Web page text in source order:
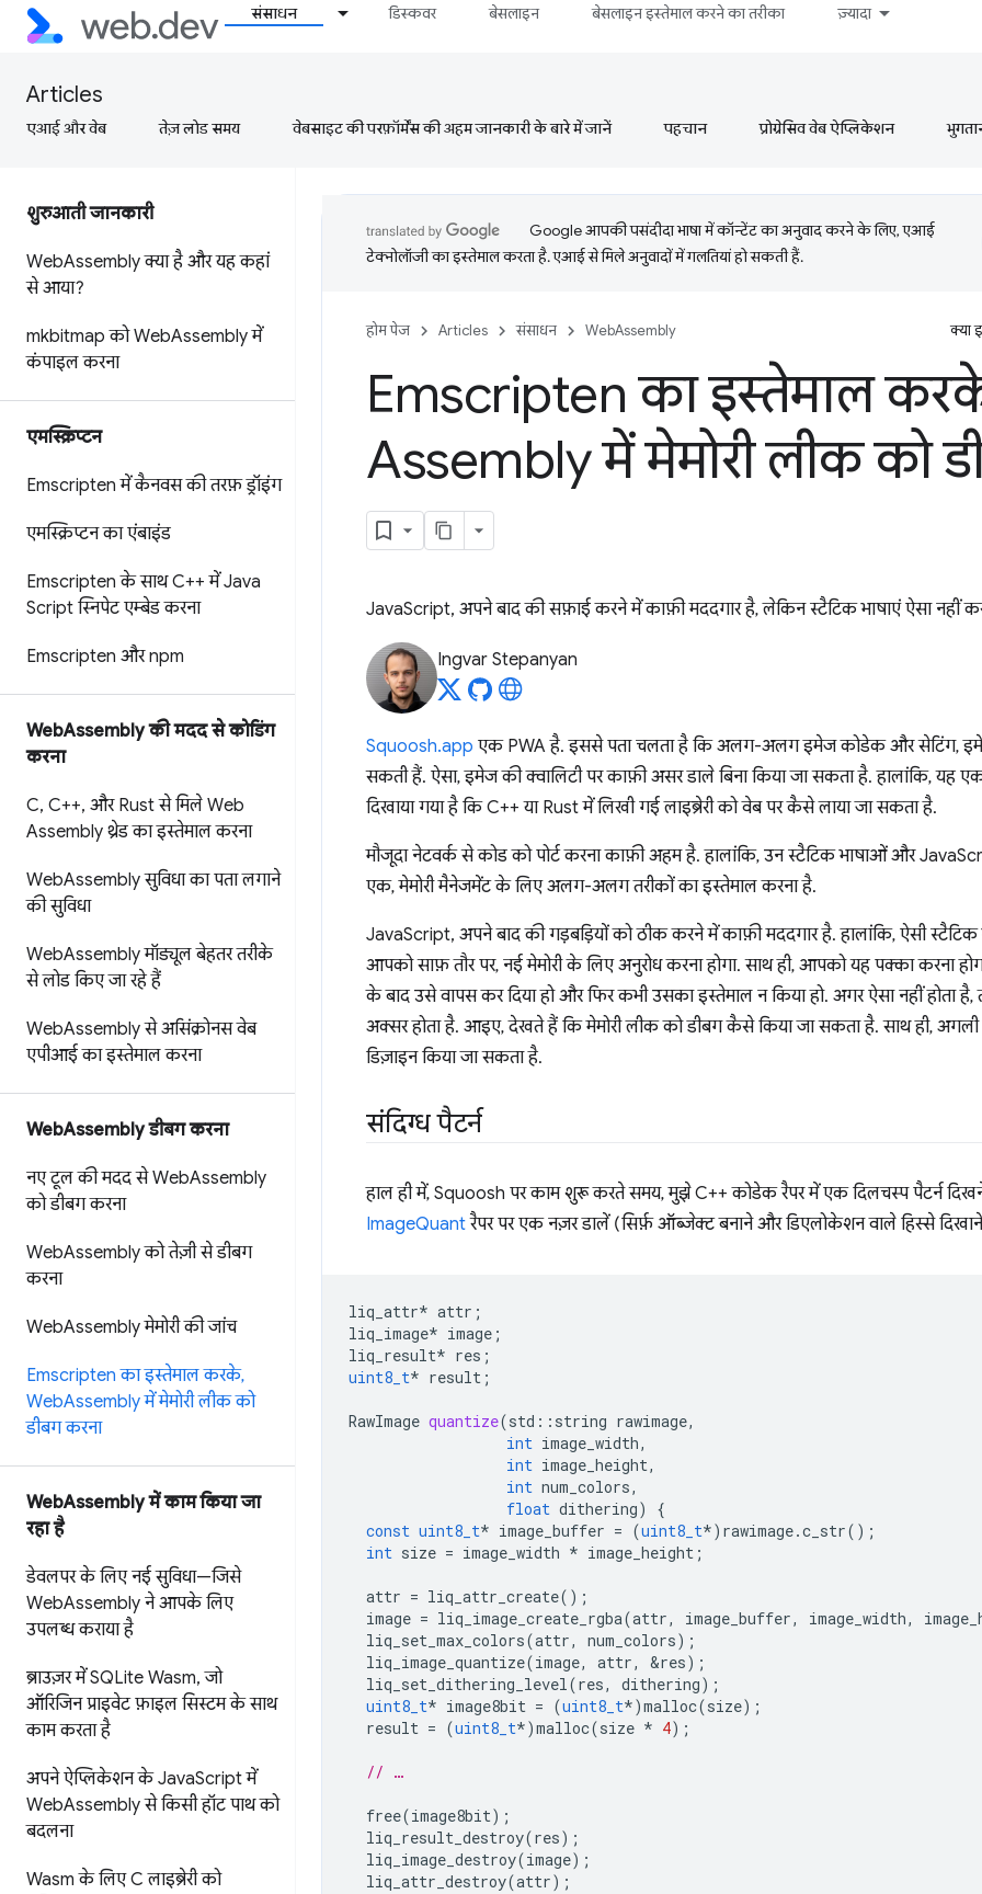
संसाधन डिस्कवर बेसलाइन बेसलाइन इस्तेमाल करने का तरीका ज़्यादा
Articles
एआई और वेब तेज़ लोड समय वेबसाइट की परफ़ॉर्मेंस की अहम जानकारी के बारे में जानें पहचान प्रोग्रेसिव वेब ऐप्लिकेशन
शुरुआती जानकारी
WebAssembly क्या है और यह कहां
से आया?
mkbitmap को WebAssembly में
कंपाइल करना
एमस्क्रिप्टन
Emscripten में कैनवस की तरफ़ ड्रॉइंग
एमस्क्रिप्टन का एंबाइंड
Emscripten के साथ C++ में Java
Script स्निपेट एम्बेड करना
Emscripten और npm
WebAssembly की मदद से कोडिंग
करना
C, C++, और Rust से मिले Web
Assembly थ्रेड का इस्तेमाल करना
WebAssembly सुविधा का पता लगाने
की सुविधा
WebAssembly मॉड्यूल बेहतर तरीके
से लोड किए जा रहे हैं
WebAssembly से असिंक्रोनस वेब
एपीआई का इस्तेमाल करना
WebAssembly डीबग करना
नए टूल की मदद से WebAssembly
को डीबग करना
WebAssembly को तेज़ी से डीबग
करना
WebAssembly मेमोरी की जांच
Emscripten का इस्तेमाल करके,
WebAssembly में मेमोरी लीक को
डीबग करना
WebAssembly में काम किया जा
रहा है
डेवलपर के लिए नई सुविधा—जिसे
WebAssembly ने आपके लिए
उपलब्ध कराया है
ब्राउज़र में SQLite Wasm, जो
ऑरिजिन प्राइवेट फ़ाइल सिस्टम के साथ
काम करता है
अपने ऐप्लिकेशन के JavaScript में
WebAssembly से किसी हॉट पाथ को
बदलना
Wasm के लिए C लाइब्रेरी को
Google आपकी पसंदीदा भाषा में कॉन्टेंट का अनुवाद करने के लिए, एआई
टेक्नोलॉजी का इस्तेमाल करता है. एआई से मिले अनुवादों में गलतियां हो सकती हैं.
होम पेज Articles संसाधन WebAssembly क्या
Emscripten का इस्तेमाल
Assembly में मेमोरी लीक को
JavaScript, अपने बाद की सफ़ाई करने में काफ़ी मददगार है, लेकिन स्टैटिक भाषाएं ऐसा नहीं
Ingvar Stepanyan
Squoosh.app एक PWA है. इससे पता चलता है कि अलग-अलग इमेज कोडेक और सेटिंग,
सकती हैं. ऐसा, इमेज की क्वालिटी पर काफ़ी असर डाले बिना किया जा सकता है. हालांकि, यह
दिखाया गया है कि C++ या Rust में लिखी गई लाइब्रेरी को वेब पर कैसे लाया जा सकता है.
मौजूदा नेटवर्क से कोड को पोर्ट करना काफ़ी अहम है. हालांकि, उन स्टैटिक भाषाओं और
एक, मेमोरी मैनेजमेंट के लिए अलग-अलग तरीकों का इस्तेमाल करना है.
JavaScript, अपने बाद की गड़बड़ियों को ठीक करने में काफ़ी मददगार है. हालांकि, ऐसी स्टैटिक
आपको साफ़ तौर पर, नई मेमोरी के लिए अनुरोध करना होगा. साथ ही, आपको यह पक्का करना
के बाद उसे वापस कर दिया हो और फिर कभी उसका इस्तेमाल न किया हो. अगर ऐसा नहीं होता
अक्सर होता है. आइए, देखते हैं कि मेमोरी लीक को डीबग कैसे किया जा सकता है. साथ ही,
डिज़ाइन किया जा सकता है.
संदिग्ध पैटर्न
हाल ही में, Squoosh पर काम शुरू करते समय, मुझे C++ कोडेक रैपर में एक दिलचस्प पैटर्न
ImageQuantरैपर पर एक नज़र डालें (सिर्फ़ ऑब्जेक्ट बनाने और डिएलोकेशन वाले हिस्से
liq_attr* attr ;
liq_image* image ;
liq_result* res ;
uint8_t* result ;
RawImage quantize(std :: string rawimage,
int image_width,
int image_height,
int num_colors,
float dithering)
{
const uint8_t* image_buffer = (uint8_t*) rawimage.c_str();
int size = image_width * image_height ;
attr = liq_attr_create();
image = liq_image_create_rgba(attr, image_buffer, image_width,
liq_set_max_colors(attr, num_colors);
liq_image_quantize(image, attr, &res);
liq_set_dithering_level(res, dithering);
uint8_t* image8bit = (uint8_t*)malloc(size);
result = (uint8_t*)malloc(size * 4);
// …
free(image8bit);
liq_result_destroy(res);
liq_image_destroy(image);
liq_attr_destroy(attr);